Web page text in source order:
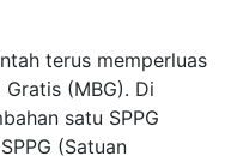
terus memperluas
(MBG). Di
satu SPPG
(Satuan